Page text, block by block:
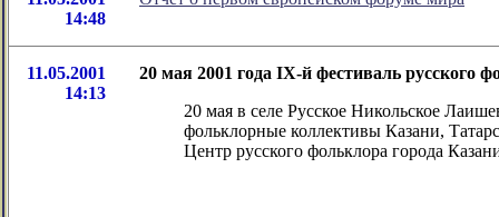
14:48
11.05.2001
14:13
20 мая 2001 года IX-й фестиваль
20 мая в селе Русское Никольское
фольклорные коллективы Казани,
Центр русского фольклора города